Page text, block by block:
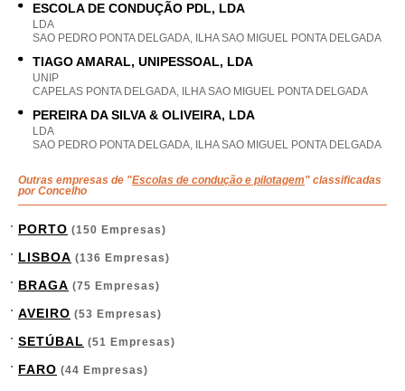
ESCOLA DE CONDUÇÃO PDL, LDA
LDA
SAO PEDRO PONTA DELGADA, ILHA SAO MIGUEL PONTA DELGADA
TIAGO AMARAL, UNIPESSOAL, LDA
UNIP
CAPELAS PONTA DELGADA, ILHA SAO MIGUEL PONTA DELGADA
PEREIRA DA SILVA & OLIVEIRA, LDA
LDA
SAO PEDRO PONTA DELGADA, ILHA SAO MIGUEL PONTA DELGADA
Outras empresas de "Escolas de condução e pilotagem" classificadas
por Concelho
PORTO (150 Empresas)
LISBOA (136 Empresas)
BRAGA (75 Empresas)
AVEIRO (53 Empresas)
SETÚBAL (51 Empresas)
FARO (44 Empresas)